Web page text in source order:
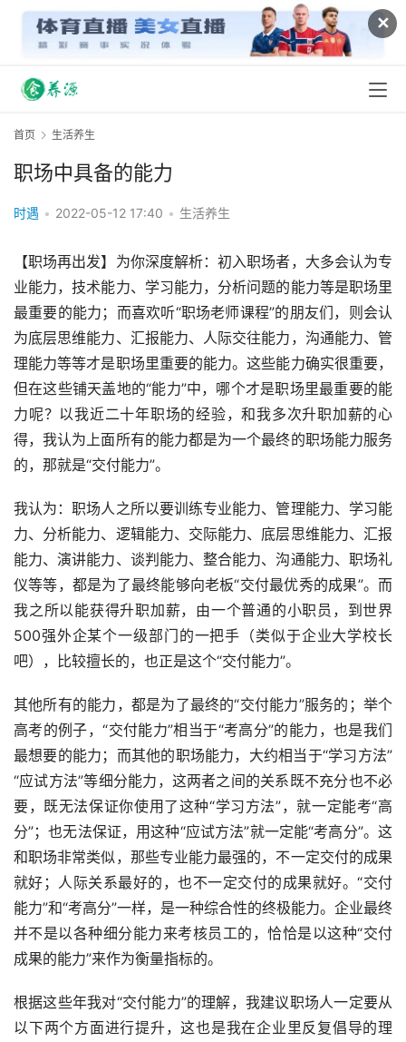
✕
首页 生活养生
职场中具备的能力
时遇 • 2022-05-12 17:40 • 生活养生
【职场再出发】为你深度解析：初入职场者，大多会认为专
业能力，技术能力、学习能力，分析问题的能力等是职场里
最重要的能力；而喜欢听“职场老师课程”的朋友们，则会认
为底层思维能力、汇报能力、人际交往能力，沟通能力、管
理能力等等才是职场里重要的能力。这些能力确实很重要，
但在这些铺天盖地的“能力”中，哪个才是职场里最重要的能
力呢？以我近二十年职场的经验，和我多次升职加薪的心
得，我认为上面所有的能力都是为一个最终的职场能力服务
的，那就是“交付能力”。
我认为：职场人之所以要训练专业能力、管理能力、学习能
力、分析能力、逻辑能力、交际能力、底层思维能力、汇报
能力、演讲能力、谈判能力、整合能力、沟通能力、职场礼
仪等等，都是为了最终能够向老板“交付最优秀的成果”。而
我之所以能获得升职加薪，由一个普通的小职员，到世界
500强外企某个一级部门的一把手（类似于企业大学校长
吧），比较擅长的，也正是这个“交付能力”。
其他所有的能力，都是为了最终的“交付能力”服务的；举个
高考的例子，“交付能力”相当于“考高分”的能力，也是我们
最想要的能力；而其他的职场能力，大约相当于“学习方法”
“应试方法”等细分能力，这两者之间的关系既不充分也不必
要，既无法保证你使用了这种“学习方法”，就一定能考“高
分”；也无法保证，用这种“应试方法”就一定能“考高分”。这
和职场非常类似，那些专业能力最强的，不一定交付的成果
就好；人际关系最好的，也不一定交付的成果就好。“交付
能力”和“考高分”一样，是一种综合性的终极能力。企业最终
并不是以各种细分能力来考核员工的，恰恰是以这种“交付
成果的能力”来作为衡量指标的。
根据这些年我对“交付能力”的理解，我建议职场人一定要从
以下两个方面进行提升，这也是我在企业里反复倡导的理